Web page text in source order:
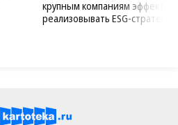
крупным компаниям
реализовывать ESG-стратегию